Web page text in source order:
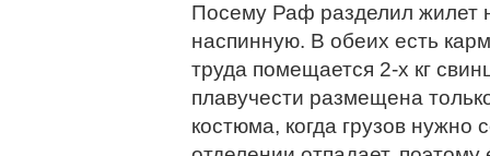
Посему Раф разделил
наспинную. В обеих есть
труда помещается 2-х кг
плавучести размещена
костюма, когда грузов